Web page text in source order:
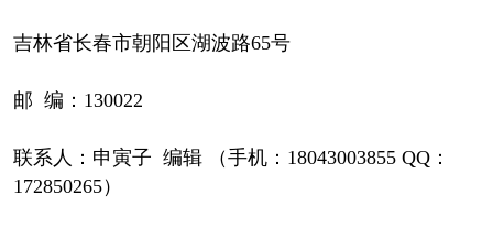
吉林省长春市朝阳区湖波路65号
邮 编：130022
联系人：申寅子 编辑 （手机：18043003855 QQ：
172850265）